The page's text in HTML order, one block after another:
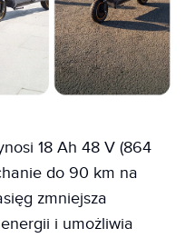
18 Ah 48 V (864
do 90 km na
zmniejsza
i umożliwia